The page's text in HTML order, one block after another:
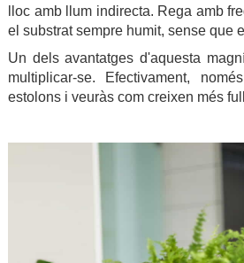
lloc amb llum indirecta. Rega amb
el substrat sempre humit, sense que
Un dels avantatges d'aquesta
multiplicar-se. Efectivament,
estolons i veuràs com creixen més